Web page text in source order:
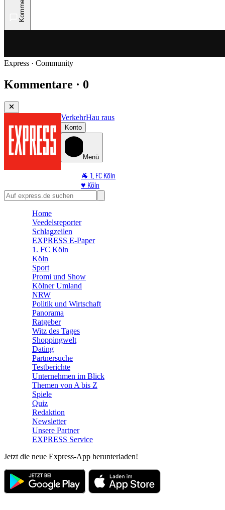
Express · Community
Kommentare · 0
VerkehrHau raus
Konto
Menü
🐐 1. FC Köln
♥️ Köln
⭐ Promi
🛒 Shoppingwelt
Home
Veedelsreporter
Schlagzeilen
EXPRESS E-Paper
1. FC Köln
Köln
Sport
Promi und Show
Kölner Umland
NRW
Politik und Wirtschaft
Panorama
Ratgeber
Witz des Tages
Shoppingwelt
Dating
Partnersuche
Testberichte
Unternehmen im Blick
Themen von A bis Z
Spiele
Quiz
Redaktion
Newsletter
Unsere Partner
EXPRESS Service
Jetzt die neue Express-App herunterladen!